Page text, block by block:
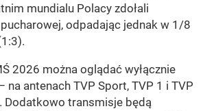
mundialu Polacy zdołali
odpadając jednak w 1/8
2026 można oglądać wyłącznie
na antenach TVP Sport, TVP 1 i TVP
Dodatkowo transmisje będą